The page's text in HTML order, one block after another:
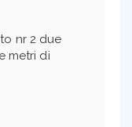
nr 2 due
metri di